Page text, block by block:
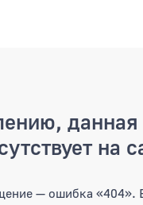
данная
на
— ошибка «404».